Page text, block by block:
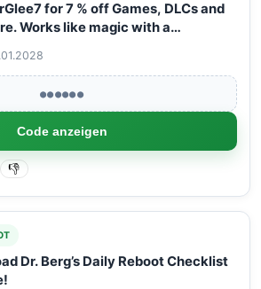
for 7 % off Games, DLCs and
Works like magic with a
●●●●●●
Code anzeigen
👎
Dr. Berg’s Daily Reboot Checklist